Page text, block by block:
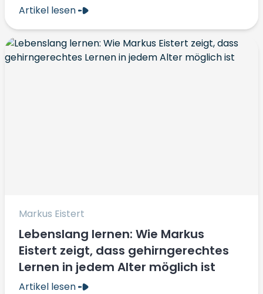
Artikel lesen
Markus Eistert
Lebenslang lernen: Wie Markus
Eistert zeigt, dass gehirngerechtes
Lernen in jedem Alter möglich ist
Artikel lesen